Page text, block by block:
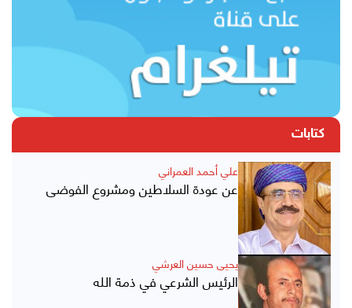
كتابات
علي أحمد العمراني
عن عودة السلاطين ومشروع الفوضى
يحيى حسين العرشي
الرئيس الشرعي في ذمة الله